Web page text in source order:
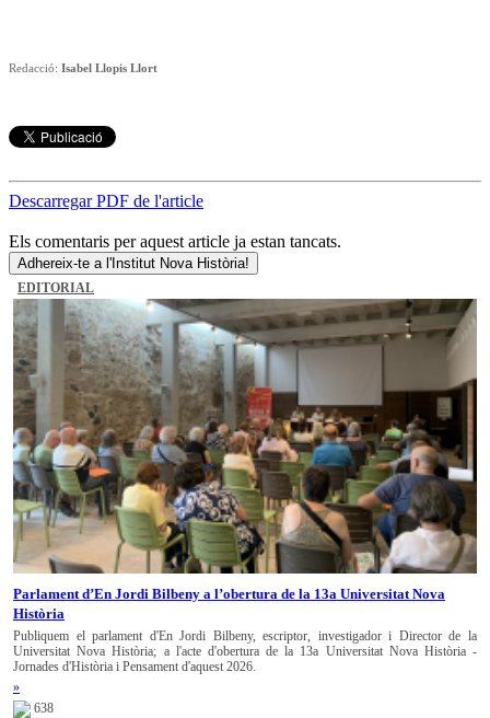
Redacció: Isabel Llopis Llort
Descarregar PDF de l'article
Els comentaris per aquest article ja estan tancats.
Adhereix-te a l'Institut Nova Història!
EDITORIAL
Parlament d’En Jordi Bilbeny a l’obertura de la 13a Universitat Nova
Història
Publiquem el parlament d'En Jordi Bilbeny, escriptor, investigador i Director de la
Universitat Nova Història; a l'acte d'obertura de la 13a Universitat Nova Història -
Jornades d'Història i Pensament d'aquest 2026.
»
638